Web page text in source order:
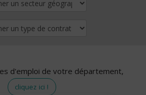
d'emploi de votre département,
cliquez ici !